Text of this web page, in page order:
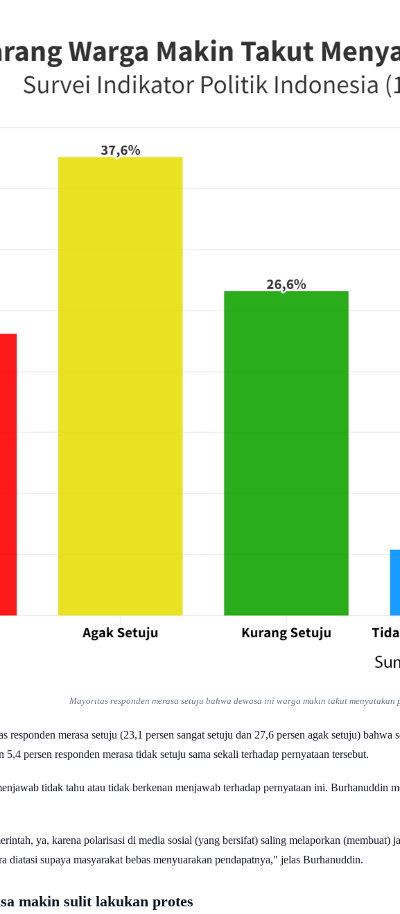
Mayoritas responden merasa setuju bahwa dewasa ini warga makin takut menyatakan
responden merasa setuju (23,1 persen sangat setuju dan 27,6 persen agak setuju)
5,4 persen responden merasa tidak setuju sama sekali terhadap pernyataan tersebut.
tidak tahu atau tidak berkenan menjawab terhadap pernyataan ini. Burhanuddin
ya, karena polarisasi di media sosial (yang bersifat) saling melaporkan (membuat)
diatasi supaya masyarakat bebas menyuarakan pendapatnya," jelas Burhanuddin.
makin sulit lakukan protes